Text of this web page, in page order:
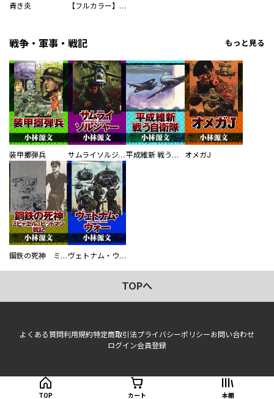
青き炎 【フルカラー】さよなら、私の大好きな１０００人のキミ。
戦争・軍事・戦記 もっと見る
装甲擲弾兵 サムライソルジャー SAMURAI SOLDIER 平成維新 戦う自衛隊 オメガJ
鋼鉄の死神 ミヒャエル・ビットマン戦記 ヴェトナム・ウォー VIETNAM WAR
TOPへ
よくある質問利用規約特定商取引法プライバシーポリシーお問い合わせ
ログイン会員登録
TOP カート 本棚